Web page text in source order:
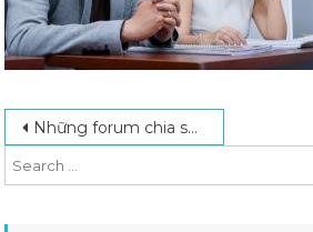
Post navigation
Những forum chia sẻ kinh nghiệm học anh văn nổi tiếng